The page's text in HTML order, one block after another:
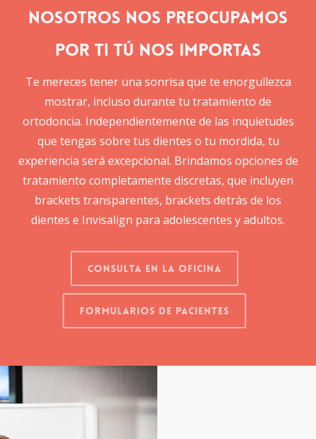
Nosotros nos preocupamos
por ti Tú nos importas
Te mereces tener una sonrisa que te enorgullezca
mostrar, incluso durante tu tratamiento de
ortodoncia. Independientemente de las inquietudes
que tengas sobre tus dientes o tu mordida, tu
experiencia será excepcional. Brindamos opciones de
tratamiento completamente discretas, que incluyen
brackets transparentes, brackets detrás de los
dientes e Invisalign para adolescentes y adultos.
Consulta en la oficina
Formularios De Pacientes